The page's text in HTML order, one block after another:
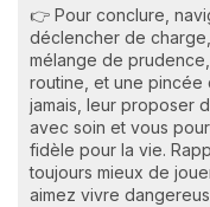
👉 Pour conclure,
déclencher de
mélange de
routine, et une pincée
jamais, leur proposer
avec soin et vous
fidèle pour la vie.
toujours mieux de
aimez vivre